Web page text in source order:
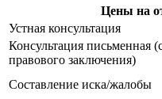
Цены на
Устная консультация
Консультация письменная
правового заключения)
Составление иска/жалобы